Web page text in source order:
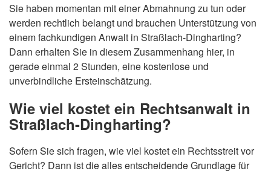
Sie haben momentan mit einer Abmahnung zu tun oder
werden rechtlich belangt und brauchen Unterstützung von
einem fachkundigen Anwalt in Straßlach-Dingharting?
Dann erhalten Sie in diesem Zusammenhang hier, in
gerade einmal 2 Stunden, eine kostenlose und
unverbindliche Ersteinschätzung.
Wie viel kostet ein Rechtsanwalt in
Straßlach-Dingharting?
Sofern Sie sich fragen, wie viel kostet ein Rechtsstreit vor
Gericht? Dann ist die alles entscheidende Grundlage für